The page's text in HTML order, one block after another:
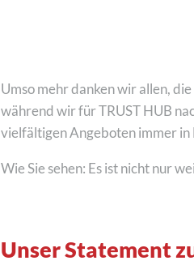
Umso mehr danken wir allen,
während wir für TRUST HUB
vielfältigen Angeboten immer in
Wie Sie sehen: Es ist nicht nur
Unser Statement